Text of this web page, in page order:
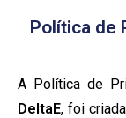
Política de
A Política de
DeltaE, foi